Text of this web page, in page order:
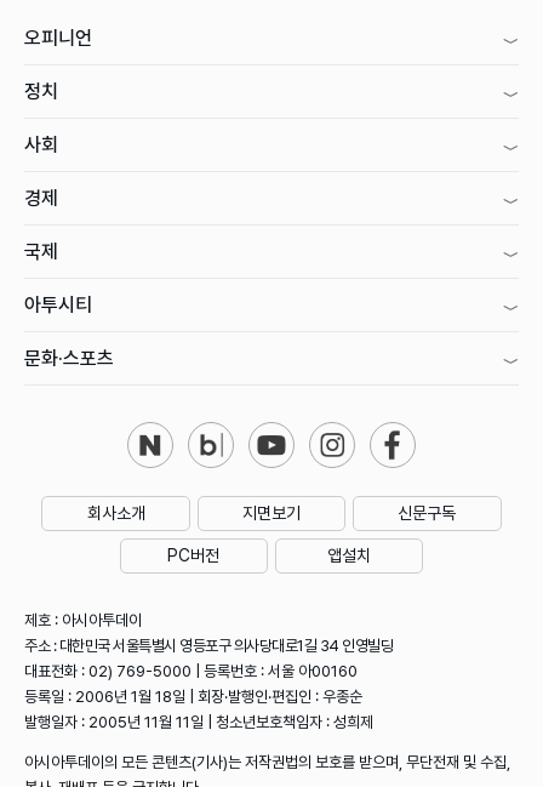
오피니언
정치
사회
경제
국제
아투시티
문화·스포츠
회사소개 지면보기 신문구독
PC버전 앱설치
제호 : 아시아투데이
주소 : 대한민국 서울특별시 영등포구 의사당대로1길 34 인영빌딩
대표전화 : 02) 769-5000 | 등록번호 : 서울 아00160
등록일 : 2006년 1월 18일 | 회장·발행인·편집인 : 우종순
발행일자 : 2005년 11월 11일 | 청소년보호책임자 : 성희제
아시아투데이의 모든 콘텐츠(기사)는 저작권법의 보호를 받으며, 무단전재 및 수집,